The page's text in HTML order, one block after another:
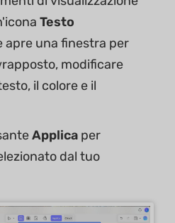
Testo
apre una finestra per
modificare
il colore e il
Applica per
dal tuo